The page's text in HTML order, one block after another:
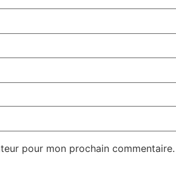
pour mon prochain commentaire.